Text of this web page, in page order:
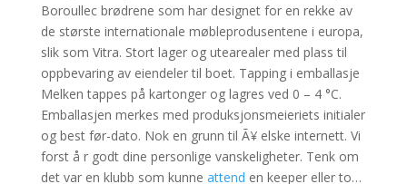
Boroullec brødrene som har designet for en rekke av
de største internationale møbleprodusentene i europa,
slik som Vitra. Stort lager og utearealer med plass til
oppbevaring av eiendeler til boet. Tapping i emballasje
Melken tappes på kartonger og lagres ved 0 – 4 °C.
Emballasjen merkes med produksjonsmeieriets initialer
og best før-dato. Nok en grunn til Ã¥ elske internett. Vi
forst å r godt dine personlige vanskeligheter. Tenk om
det var en klubb som kunne attend en keeper eller to…